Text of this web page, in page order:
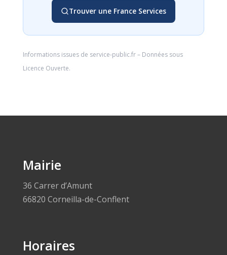
Trouver une France Services
Informations issues de service-public.fr– Données sous
Licence Ouverte.
Mairie
36 Carrer d’Amunt
66820 Corneilla-de-Conflent
Horaires